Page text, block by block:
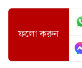
ফলো করুন